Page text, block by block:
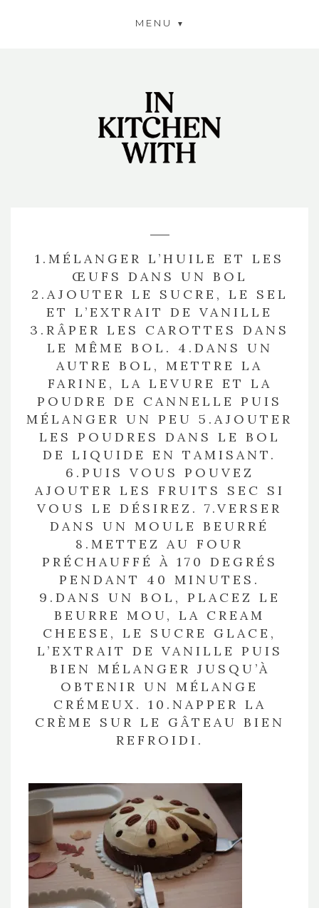
MENU
1.MÉLANGER L’HUILE ET LES
ŒUFS DANS UN BOL
2.AJOUTER LE SUCRE, LE SEL
ET L’EXTRAIT DE VANILLE
3.RÂPER LES CAROTTES DANS
LE MÊME BOL. 4.DANS UN
AUTRE BOL, METTRE LA
FARINE, LA LEVURE ET LA
POUDRE DE CANNELLE PUIS
MÉLANGER UN PEU 5.AJOUTER
LES POUDRES DANS LE BOL
DE LIQUIDE EN TAMISANT.
6.PUIS VOUS POUVEZ
AJOUTER LES FRUITS SEC SI
VOUS LE DÉSIREZ. 7.VERSER
DANS UN MOULE BEURRÉ
8.METTEZ AU FOUR
PRÉCHAUFFÉ À 170 DEGRÉS
PENDANT 40 MINUTES.
9.DANS UN BOL, PLACEZ LE
BEURRE MOU, LA CREAM
CHEESE, LE SUCRE GLACE,
L’EXTRAIT DE VANILLE PUIS
BIEN MÉLANGER JUSQU’À
OBTENIR UN MÉLANGE
CRÉMEUX. 10.NAPPER LA
CRÈME SUR LE GÂTEAU BIEN
REFROIDI.